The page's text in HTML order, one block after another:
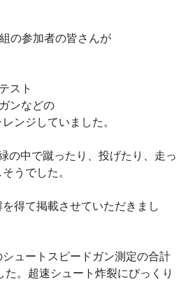
の参加者の皆さんが
スト
ンなどの
ンジしていました。
の中で蹴ったり、投げたり、走っ
うでした。
得て掲載させていただきまし
ュートスピードガン測定の合計
た。超速シュート炸裂にびっくり